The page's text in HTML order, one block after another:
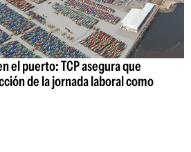
el puerto: TCP asegura que
de la jornada laboral como